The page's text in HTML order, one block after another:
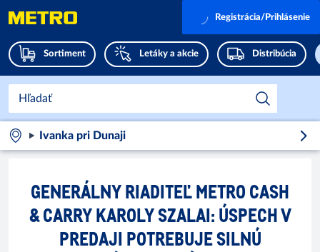
Sortiment Letáky a akcie Distribúcia
Registrácia/Prihlásenie
Ivanka pri Dunaji
GENERÁLNY RIADITEĽ METRO CASH
& CARRY KAROLY SZALAI: ÚSPECH V
PREDAJI POTREBUJE SILNÚ